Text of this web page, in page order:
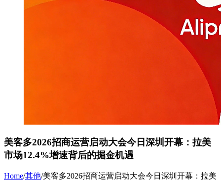
美客多2026招商运营启动大会今日深圳开幕：拉美
市场12.4%增速背后的掘金机遇
Home/其他/美客多2026招商运营启动大会今日深圳开幕：拉美